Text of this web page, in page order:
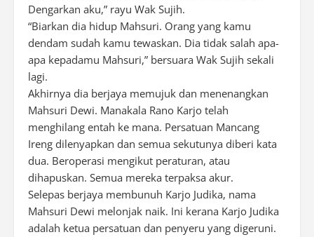
Dengarkan aku,” rayu Wak Sujih.
“Biarkan dia hidup Mahsuri. Orang yang kamu
dendam sudah kamu tewaskan. Dia tidak salah apa-
apa kepadamu Mahsuri,” bersuara Wak Sujih sekali
lagi.
Akhirnya dia berjaya memujuk dan menenangkan
Mahsuri Dewi. Manakala Rano Karjo telah
menghilang entah ke mana. Persatuan Mancang
Ireng dilenyapkan dan semua sekutunya diberi kata
dua. Beroperasi mengikut peraturan, atau
dihapuskan. Semua mereka terpaksa akur.
Selepas berjaya membunuh Karjo Judika, nama
Mahsuri Dewi melonjak naik. Ini kerana Karjo Judika
adalah ketua persatuan dan penyeru yang digeruni.